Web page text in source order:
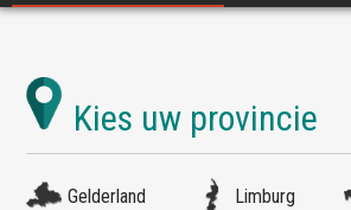
Gelderland Limburg